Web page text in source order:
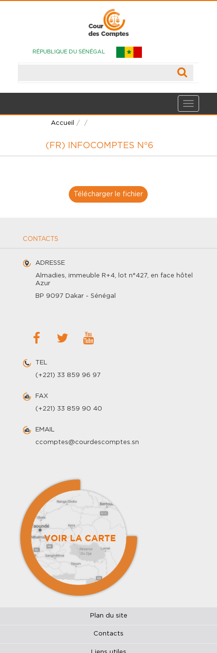
RÉPUBLIQUE DU SÉNÉGAL
Accueil /
(FR) INFOCOMPTES N°6
Télécharger le fichier
CONTACTS
ADRESSE
Almadies, immeuble R+4, lot n°427, en face hôtel
Azur
BP 9097 Dakar - Sénégal
TEL
(+221) 33 859 96 97
FAX
(+221) 33 859 90 40
EMAIL
ccomptes@courdescomptes.sn
Plan du site
Contacts